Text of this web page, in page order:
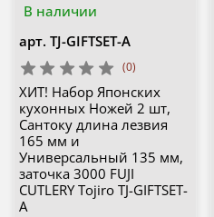
В наличии
арт. TJ-GIFTSET-A
(0)
ХИТ! Набор Японских
кухонных Ножей 2 шт,
Сантоку длина лезвия
165 мм и
Универсальный 135 мм,
заточка 3000 FUJI
CUTLERY Tojiro TJ-GIFTSET-
A